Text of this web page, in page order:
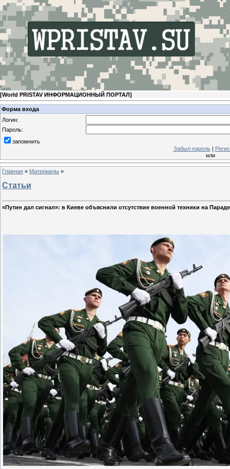
[World PRISTAV ИНФОРМАЦИОННЫЙ ПОРТАЛ]
Форма входа
Логин:
Пароль:
запомнить
Забыл пароль|
или
Главная » Материалы »
Статьи
«Путин дал сигнал»: в Киеве объяснили отсутствие военной техники на